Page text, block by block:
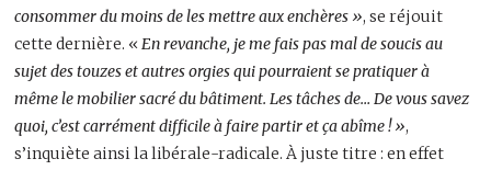
consommer du moins de les mettre aux enchères », se réjouit
cette dernière. «En revanche, je me fais pas mal de soucis au
sujet des touzes et autres orgies qui pourraient se pratiquer à
même le mobilier sacré du bâtiment. Les tâches de… De vous savez
quoi, c’est carrément difficile à faire partir et ça abîme ! »,
s’inquiète ainsi la libérale-radicale. À juste titre : en effet